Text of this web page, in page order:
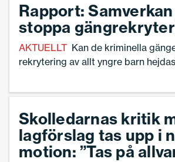
slutbetänkande på tisdagen.
Rapport:
stoppa
AKTUELLT Kan de kriminella
rekrytering av allt yngre barn
samverkansstrukturen Bob (Barn
lämnar sin slutredovisning, ska bli
av lösningen.
Skolledarnas kritik
lagförslag tas upp i
motion: ”Tas på